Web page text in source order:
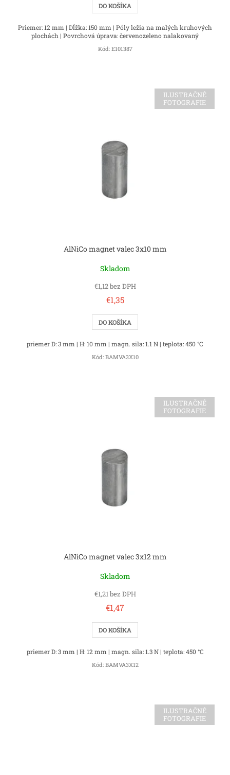
DO KOŠÍKA
Priemer: 12 mm | Dĺžka: 150 mm | Póly ležia na malých kruhových
plochách | Povrchová úprava: červenozeleno nalakovaný
Kód: E101387
ILUSTRAČNÉ
FOTOGRAFIE
AlNiCo magnet valec 3x10 mm
Skladom
€1,12 bez DPH
€1,35
DO KOŠÍKA
priemer D: 3 mm | H: 10 mm | magn. sila: 1.1 N | teplota: 450 °C
Kód: BAMVA3X10
ILUSTRAČNÉ
FOTOGRAFIE
AlNiCo magnet valec 3x12 mm
Skladom
€1,21 bez DPH
€1,47
DO KOŠÍKA
priemer D: 3 mm | H: 12 mm | magn. sila: 1.3 N | teplota: 450 °C
Kód: BAMVA3X12
ILUSTRAČNÉ
FOTOGRAFIE